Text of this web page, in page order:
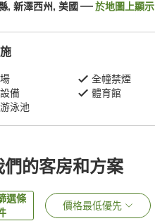
, 新澤西州, 美國 於地圖上顯示
全幢禁煙
備
體育館
泳池
們的客房和方案
選條
價格最低優先